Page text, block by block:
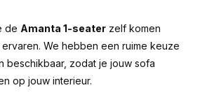
de Amanta 1-seater zelf komen
We hebben een ruime keuze
beschikbaar, zodat je jouw sofa
op jouw interieur.